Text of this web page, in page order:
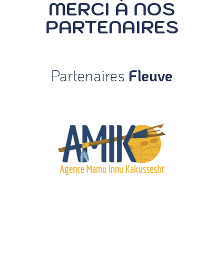
MERCI À NOS
PARTENAIRES
Partenaires Fleuve